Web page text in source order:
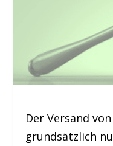
Der Versand
grundsätzlich